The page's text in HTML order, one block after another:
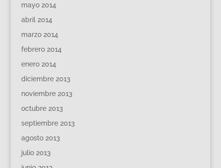
mayo 2014
abril 2014
marzo 2014
febrero 2014
enero 2014
diciembre 2013
noviembre 2013
octubre 2013
septiembre 2013
agosto 2013
julio 2013